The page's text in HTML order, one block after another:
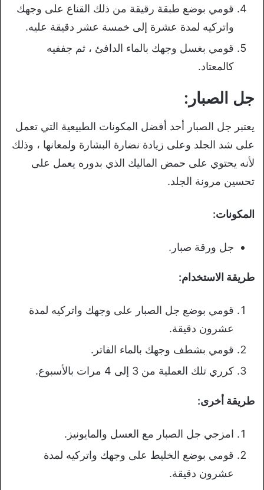
قومي بوضع طبقة رقيقة من ذلك القناع على وجهك
واتركيه لمدة عشرة إلى خمسة عشر دقيقة عليه.
قومي بغسل وجهك بالماء الدافئ ، ثم جففيه
كالمعتاد.
جل الصبار:
يعتبر جل الصبار أحد أفضل المكونات الطبيعية التي تعمل
على شد الجلد وعلى زيادة نضارة البشارة ولمعانها ، وذلك
لأنه يحتوي على حمض الماليك الذي بدوره يعمل على
تحسين مرونة الجلد.
المكونات:
جل ورقة صبار.
طريقة الاستخدام:
قومي بوضع جل الصبار على وجهك واتركيه لمدة
عشرون دقيقة.
قومي بشطف وجهك بالماء الفاتر.
كرري تلك العملية من 3 إلى 4 مرات بالأسبوع.
طريقة أخرى:
امزجي جل الصبار مع العسل والمايونيز.
قومي بوضع الخليط على وجهك واتركيه لمدة
عشرون دقيقة.